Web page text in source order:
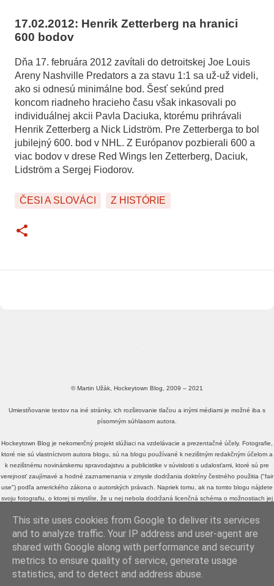
17.02.2012: Henrik Zetterberg na hranici
600 bodov
Dňa 17. februára 2012 zavítali do detroitskej Joe Louis
Areny Nashville Predators a za stavu 1:1 sa už-už videli,
ako si odnesú minimálne bod. Šesť sekúnd pred
koncom riadneho hracieho času však inkasovali po
individuálnej akcii Pavla Daciuka, ktorému prihrávali
Henrik Zetterberg a Nick Lidström. Pre Zetterberga to bol
jubilejný 600. bod v NHL. Z Európanov pozbierali 600 a
viac bodov v drese Red Wings len Zetterberg, Daciuk,
Lidström a Sergej Fiodorov.
ČESI A SLOVÁCI Z HISTÓRIE
© Martin Užák, Hockeytown Blog, 2009 – 2021
Umiestňovanie textov na iné stránky, ich rozširovanie tlačou a inými médiami je možné iba s
písomným súhlasom autora.
Hockeytown Blog je nekomerčný projekt slúžiaci na vzdelávacie a prezentačné účely. Fotografie,
ktoré nie sú vlastníctvom autora blogu, sú na blogu používané k nezištným redakčným účelom a
k nezištnému novinárskemu spravodajstvu a publicistike v súvislosti s udalosťami, ktoré sú pre
verejnosť zaujímavé a hodné zaznamenania v zmysle dodržania doktríny čestného použitia ("fair
use") podľa amerického zákona o autorských právach. Napriek tomu, ak na tomto blogu nájdete
svoju fotografiu, o ktorej si myslíte, že u nej nebola dodržaná licenčná schéma o možnostiach jej
čestného použitia ("fair use") podľa amerického zákona o autorských právach, a neželáte si, aby
sa na tomto blogu ďalej zobrazovala,kontaktujte ma, prosím.
MartinUzak.sk |SlovakNHL.sk
This site uses cookies from Google to deliver its services
and to analyze traffic. Your IP address and user-agent are
shared with Google along with performance and security
metrics to ensure quality of service, generate usage
statistics, and to detect and address abuse.